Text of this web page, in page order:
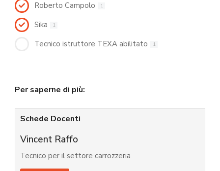
Roberto Campolo 1
Sika 1
Tecnico istruttore TEXA abilitato 1
Per saperne di più:
Schede Docenti
Vincent Raffo
Tecnico per il settore carrozzeria